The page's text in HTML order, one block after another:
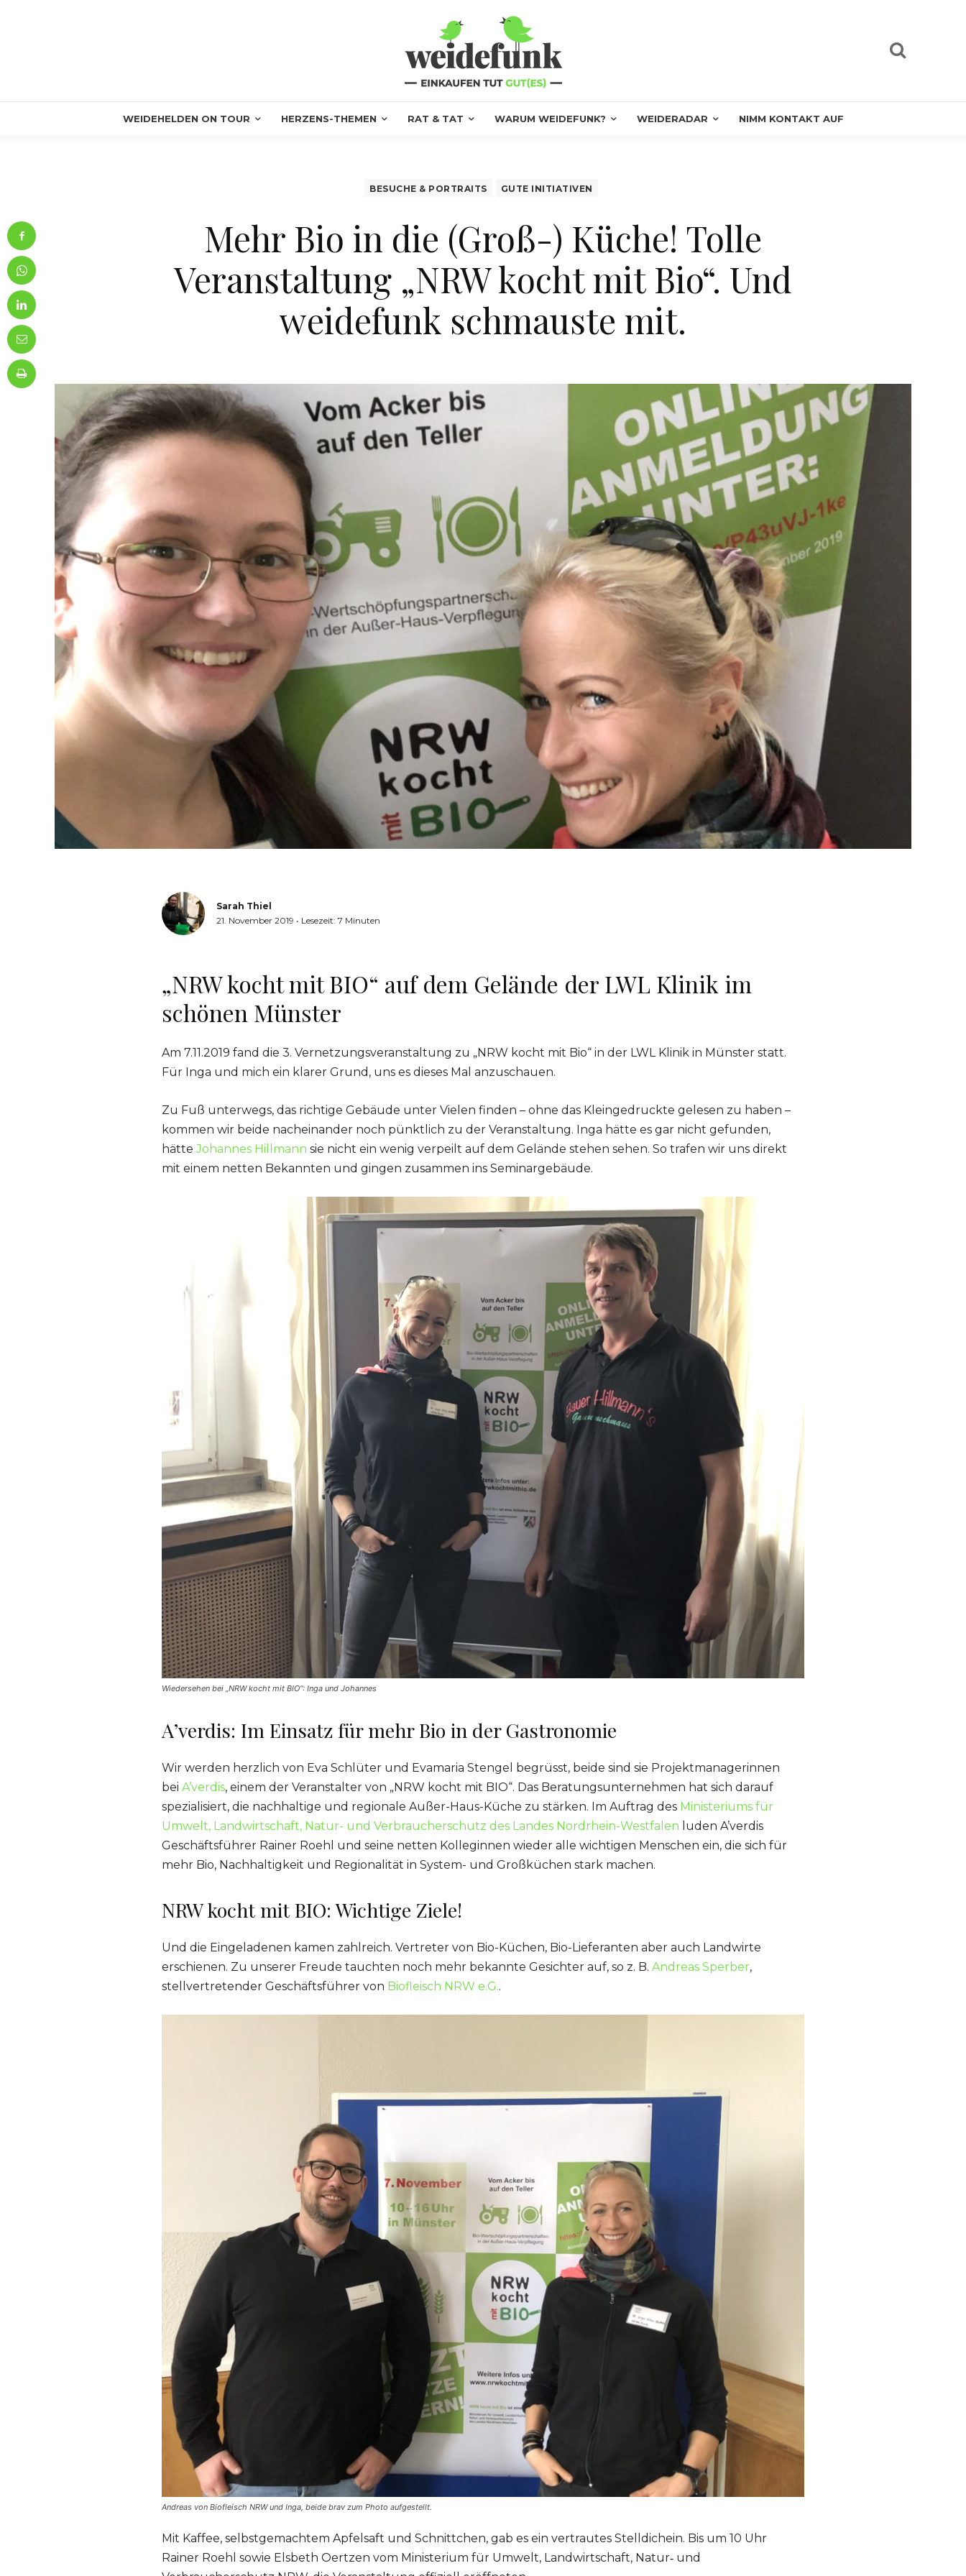
WEIDEHELDEN ON TOUR HERZENS-THEMEN RAT & TAT WARUM WEIDEFUNK? WEIDERADAR NIMM KONTAKT AUF
BESUCHE & PORTRAITS GUTE INITIATIVEN
Mehr Bio in die (Groß-) Küche! Tolle
Veranstaltung „NRW kocht mit Bio“. Und
weidefunk schmauste mit.
Sarah Thiel
21. November 2019 • Lesezeit: 7 Minuten
„NRW kocht mit BIO“ auf dem Gelände der LWL Klinik im
schönen Münster
Am 7.11.2019 fand die 3. Vernetzungsveranstaltung zu „NRW kocht mit Bio“ in der LWL Klinik in Münster statt.
Für Inga und mich ein klarer Grund, uns es dieses Mal anzuschauen.
Zu Fuß unterwegs, das richtige Gebäude unter Vielen finden – ohne das Kleingedruckte gelesen zu haben –
kommen wir beide nacheinander noch pünktlich zu der Veranstaltung. Inga hätte es gar nicht gefunden,
hätteJohannes Hillmann sie nicht ein wenig verpeilt auf dem Gelände stehen sehen. So trafen wir uns direkt
mit einem netten Bekannten und gingen zusammen ins Seminargebäude.
Wiedersehen bei „NRW kocht mit BIO“: Inga und Johannes
A’verdis: Im Einsatz für mehr Bio in der Gastronomie
Wir werden herzlich von Eva Schlüter und Evamaria Stengel begrüsst, beide sind sie Projektmanagerinnen
bei A’verdis, einem der Veranstalter von „NRW kocht mit BIO“. Das Beratungsunternehmen hat sich darauf
spezialisiert, die nachhaltige und regionale Außer-Haus-Küche zu stärken. Im Auftrag des Ministeriums für
Umwelt, Landwirtschaft, Natur- und Verbraucherschutz des Landes Nordrhein-Westfalen luden A’verdis
Geschäftsführer Rainer Roehl und seine netten Kolleginnen wieder alle wichtigen Menschen ein, die sich für
mehr Bio, Nachhaltigkeit und Regionalität in System- und Großküchen stark machen.
NRW kocht mit BIO: Wichtige Ziele!
Und die Eingeladenen kamen zahlreich. Vertreter von Bio-Küchen, Bio-Lieferanten aber auch Landwirte
erschienen. Zu unserer Freude tauchten noch mehr bekannte Gesichter auf, so z. B. Andreas Sperber,
stellvertretender Geschäftsführer von Biofleisch NRW e.G..
Andreas von Biofleisch NRW und Inga, beide brav zum Photo aufgestellt.
Mit Kaffee, selbstgemachtem Apfelsaft und Schnittchen, gab es ein vertrautes Stelldichein. Bis um 10 Uhr
Rainer Roehl sowie Elsbeth Oertzen vom Ministerium für Umwelt, Landwirtschaft, Natur‑ und